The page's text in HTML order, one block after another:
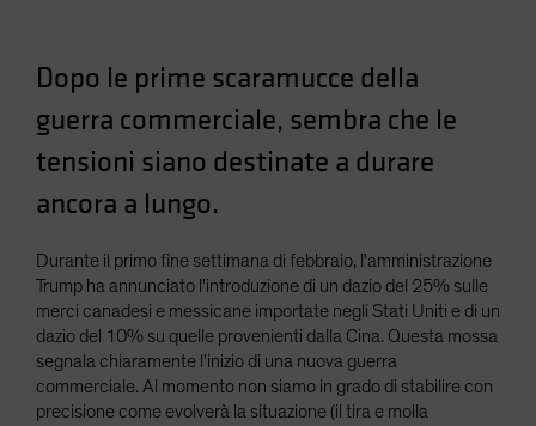
Spain
Sweden
Switzerland
Taiwan - 台灣
United States (US Citizens)
US (Non-US Citizens/NRC)
Dopo le prime scaramucce della
guerra commerciale, sembra che le
tensioni siano destinate a durare
ancora a lungo.
Durante il primo fine settimana di febbraio, l'amministrazione
Trump ha annunciato l'introduzione di un dazio del 25% sulle
merci canadesi e messicane importate negli Stati Uniti e di un
dazio del 10% su quelle provenienti dalla Cina. Questa mossa
segnala chiaramente l'inizio di una nuova guerra
commerciale. Al momento non siamo in grado di stabilire con
precisione come evolverà la situazione (il tira e molla